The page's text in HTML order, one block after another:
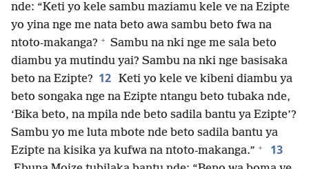
nde: “Keti yo kele sambu maziamu kele ve na Ezipte
yo yina nge me nata beto awa sambu beto fwa na
ntoto-makanga? + Sambu na nki nge me sala beto
diambu ya mutindu yai? Sambu na nki nge basisaka
beto na Ezipte? 12 Keti yo kele ve kibeni diambu ya
beto songaka nge na Ezipte ntangu beto tubaka nde,
‘Bika beto, na mpila nde beto sadila bantu ya Ezipte’?
Sambu yo me luta mbote nde beto sadila bantu ya
Ezipte na kisika ya kufwa na ntoto-makanga.” + 13